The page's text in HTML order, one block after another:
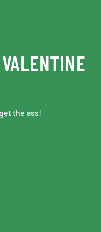
the ass!